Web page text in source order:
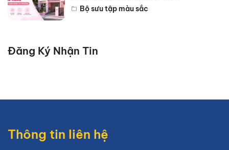
Bộ sưu tập màu sắc
Đăng Ký Nhận Tin
Thông tin liên hệ